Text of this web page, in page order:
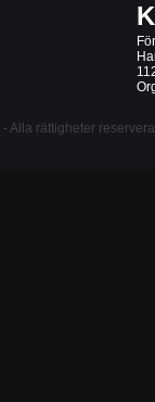
- Alla rättigheter